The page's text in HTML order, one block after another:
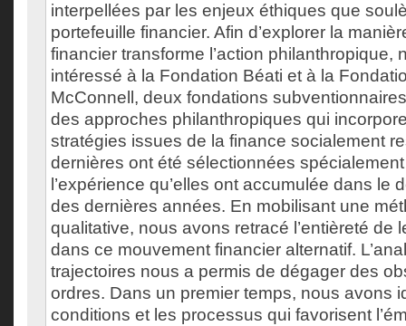
interpellées par les enjeux éthiques que
portefeuille financier. Afin d’explorer la
financier transforme l’action philanthropique,
intéressé à la Fondation Béati et à la
McConnell, deux fondations
des approches philanthropiques qui
stratégies issues de la finance socialement
dernières ont été sélectionnées
l’expérience qu’elles ont accumulée dans le
des dernières années. En mobilisant une
qualitative, nous avons retracé l’entièreté de
dans ce mouvement financier alternatif.
trajectoires nous a permis de dégager des
ordres. Dans un premier temps, nous avons
conditions et les processus qui favorisent